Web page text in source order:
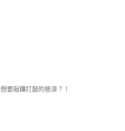
想要敲鑼打鼓的慈濟？！